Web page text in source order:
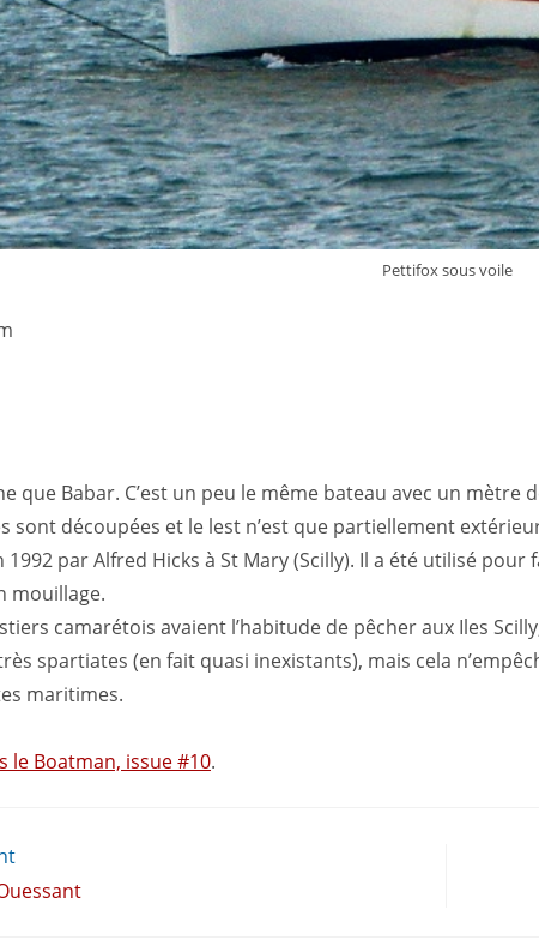
Pettifox sous voile
que Babar. C’est un peu le même bateau avec un
sont découpées et le lest n’est que partiellement
par Alfred Hicks à St Mary (Scilly). Il a été utilisé
mouillage.
camarétois avaient l’habitude de pêcher aux Iles
spartiates (en fait quasi inexistants), mais cela
maritimes.
le Boatman, issue #10.